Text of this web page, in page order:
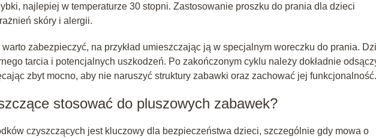
najlepiej w temperaturze 30 stopni. Zastosowanie proszku do prania dla dzieci
skóry i alergii.
zabezpieczyć, na przykład umieszczając ją w specjalnym woreczku do prania.
tarcia i potencjalnych uszkodzeń. Po zakończonym cyklu należy dokładnie
zbyt mocno, aby nie naruszyć struktury zabawki oraz zachować jej funkcjonalność.
stosować do pluszowych zabawek?
czyszczących jest kluczowy dla bezpieczeństwa dzieci, szczególnie gdy mowa o